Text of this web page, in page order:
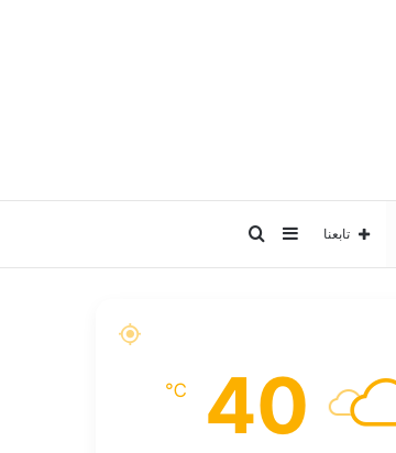
إضافة تابعنا
40
℃